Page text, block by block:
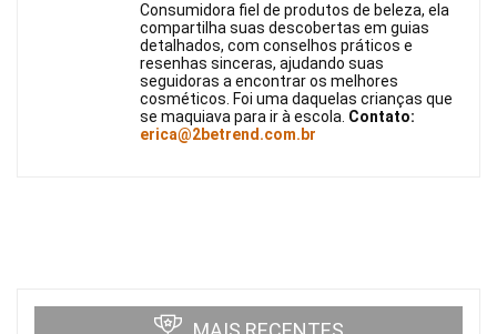
Consumidora fiel de produtos de beleza, ela
compartilha suas descobertas em guias
detalhados, com conselhos práticos e
resenhas sinceras, ajudando suas
seguidoras a encontrar os melhores
cosméticos. Foi uma daquelas crianças que
se maquiava para ir à escola. Contato:
erica@2betrend.com.br